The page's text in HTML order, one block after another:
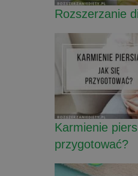
Rozszerzanie
Karmienie
przygotować?